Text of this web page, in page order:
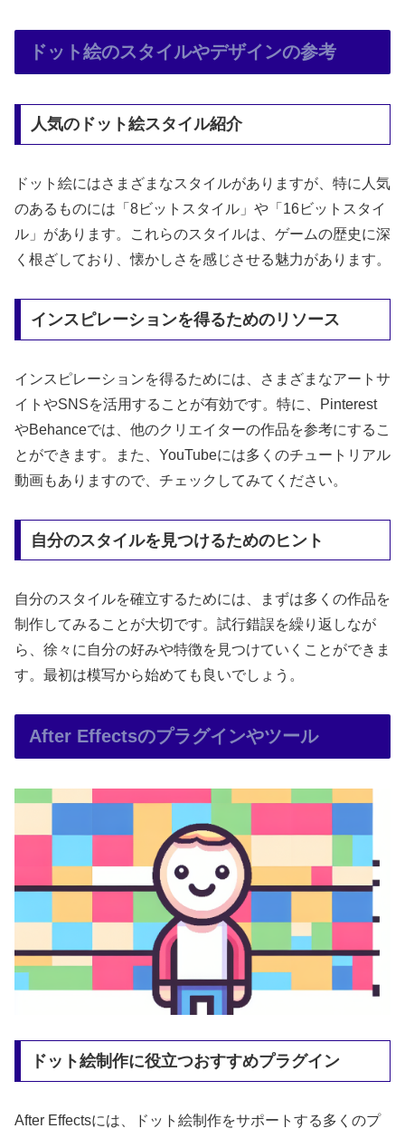
ドット絵のスタイルやデザインの参考
人気のドット絵スタイル紹介
ドット絵にはさまざまなスタイルがありますが、特に人気
のあるものには「8ビットスタイル」や「16ビットスタイ
ル」があります。これらのスタイルは、ゲームの歴史に深
く根ざしており、懐かしさを感じさせる魅力があります。
インスピレーションを得るためのリソース
インスピレーションを得るためには、さまざまなアートサ
イトやSNSを活用することが有効です。特に、Pinterest
やBehanceでは、他のクリエイターの作品を参考にするこ
とができます。また、YouTubeには多くのチュートリアル
動画もありますので、チェックしてみてください。
自分のスタイルを見つけるためのヒント
自分のスタイルを確立するためには、まずは多くの作品を
制作してみることが大切です。試行錯誤を繰り返しなが
ら、徐々に自分の好みや特徴を見つけていくことができま
す。最初は模写から始めても良いでしょう。
After Effectsのプラグインやツール
ドット絵制作に役立つおすすめプラグイン
After Effectsには、ドット絵制作をサポートする多くのプ